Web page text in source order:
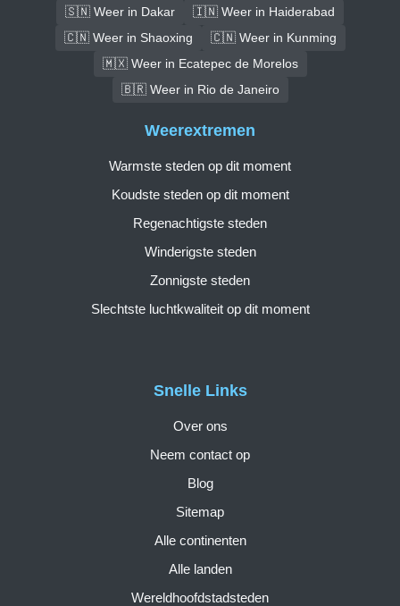
🇸🇳 Weer in Dakar
🇮🇳 Weer in Haiderabad
🇨🇳 Weer in Shaoxing
🇨🇳 Weer in Kunming
🇲🇽 Weer in Ecatepec de Morelos
🇧🇷 Weer in Rio de Janeiro
Snelle Links
Over ons
Neem contact op
Blog
Sitemap
Alle continenten
Alle landen
Wereldhoofdstadsteden
Weerextremen
Warmste steden op dit moment
Koudste steden op dit moment
Regenachtigste steden
Winderigste steden
Zonnigste steden
Slechtste luchtkwaliteit op dit moment